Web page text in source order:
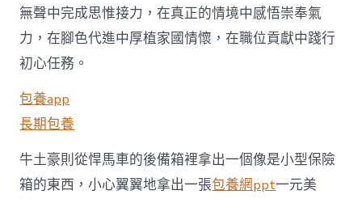
無聲中完成思惟接力，在真正的情境中感悟崇奉氣
力，在腳色代進中厚植家國情懷，在職位貢獻中踐行
初心任務。
包養app
長期包養
牛土豪則從悍馬車的後備箱裡拿出一個像是小型保險
箱的東西，小心翼翼地拿出一張包養網ppt一元美